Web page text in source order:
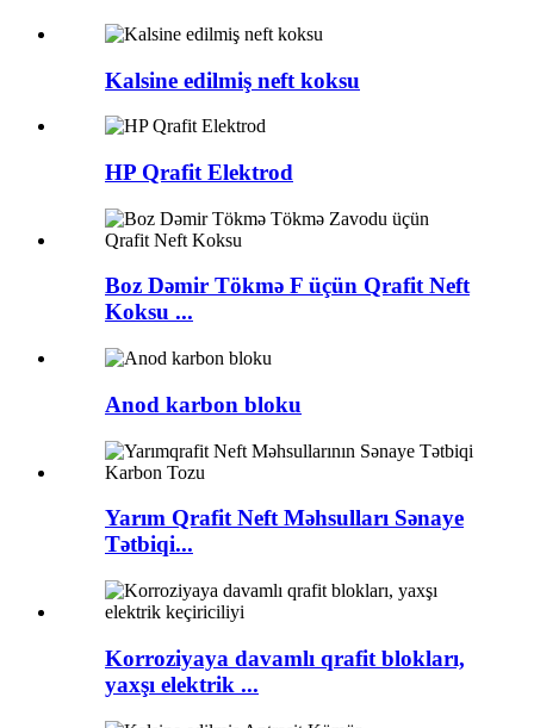
Kalsine edilmiş neft koksu
HP Qrafit Elektrod
Boz Dəmir Tökmə F üçün Qrafit Neft
Koksu ...
Anod karbon bloku
Yarım Qrafit Neft Məhsulları Sənaye
Tətbiqi...
Korroziyaya davamlı qrafit blokları,
yaxşı elektrik ...